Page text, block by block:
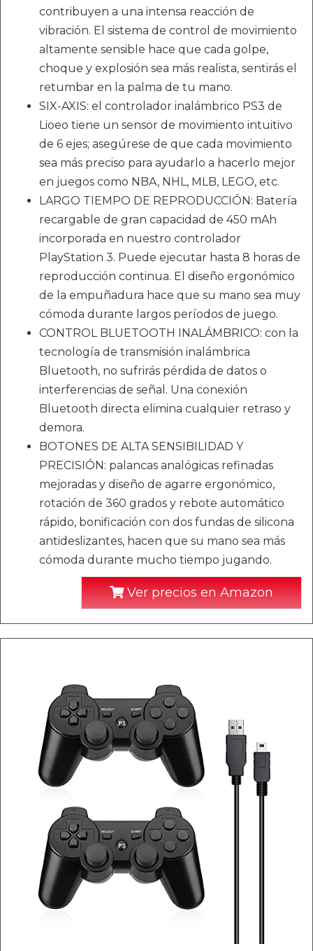
contribuyen a una intensa reacción de
vibración. El sistema de control de movimiento
altamente sensible hace que cada golpe,
choque y explosión sea más realista, sentirás el
retumbar en la palma de tu mano.
SIX-AXIS: el controlador inalámbrico PS3 de
Lioeo tiene un sensor de movimiento intuitivo
de 6 ejes; asegúrese de que cada movimiento
sea más preciso para ayudarlo a hacerlo mejor
en juegos como NBA, NHL, MLB, LEGO, etc.
LARGO TIEMPO DE REPRODUCCIÓN: Batería
recargable de gran capacidad de 450 mAh
incorporada en nuestro controlador
PlayStation 3. Puede ejecutar hasta 8 horas de
reproducción continua. El diseño ergonómico
de la empuñadura hace que su mano sea muy
cómoda durante largos períodos de juego.
CONTROL BLUETOOTH INALÁMBRICO: con la
tecnología de transmisión inalámbrica
Bluetooth, no sufrirás pérdida de datos o
interferencias de señal. Una conexión
Bluetooth directa elimina cualquier retraso y
demora.
BOTONES DE ALTA SENSIBILIDAD Y
PRECISIÓN: palancas analógicas refinadas
mejoradas y diseño de agarre ergonómico,
rotación de 360 ​​grados y rebote automático
rápido, bonificación con dos fundas de silicona
antideslizantes, hacen que su mano sea más
cómoda durante mucho tiempo jugando.
Ver precios en Amazon